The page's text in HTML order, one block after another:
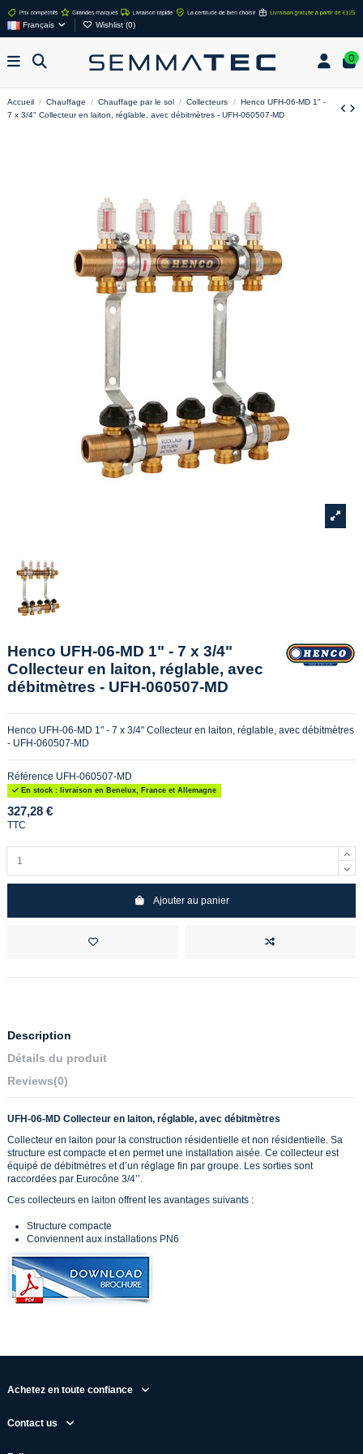
Français Wishlist (0)
0
Accueil Chauffage Chauffage par le sol Collecteurs
Henco UFH-06-MD 1" -
7 x 3/4" Collecteur en laiton, réglable, avec débitmètres - UFH-060507-MD
Henco UFH-06-MD 1" - 7 x 3/4"
Collecteur en laiton, réglable, avec
débitmètres - UFH-060507-MD
Henco UFH-06-MD 1" - 7 x 3/4" Collecteur en laiton, réglable, avec débitmètres
- UFH-060507-MD
Référence UFH-060507-MD
En stock : livraison en Benelux, France et Allemagne
327,28 €
TTC
Ajouter au panier
Description
Détails du produit
Reviews(0)
UFH-06-MD Collecteur en laiton, réglable, avec débitmètres
Collecteur en laiton pour la construction résidentielle et non résidentielle. Sa
structure est compacte et en permet une installation aisée. Ce collecteur est
équipé de débitmètres et d’un réglage fin par groupe. Les sorties sont
raccordées par Eurocône 3/4’’.
Ces collecteurs en laiton offrent les avantages suivants :
Structure compacte
Conviennent aux installations PN6
Achetez en toute confiance
Contact us